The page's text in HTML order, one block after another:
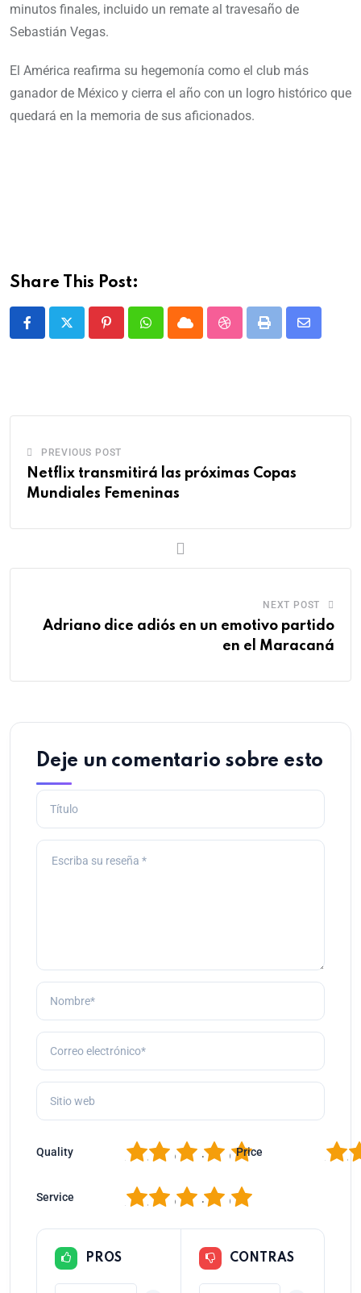
minutos finales, incluido un remate al travesaño de
Sebastián Vegas.
El América reafirma su hegemonía como el club más
ganador de México y cierra el año con un logro histórico que
quedará en la memoria de sus aficionados.
Share This Post:
PREVIOUS POST
Netflix transmitirá las próximas Copas
Mundiales Femeninas
NEXT POST
Adriano dice adiós en un emotivo partido
en el Maracaná
Deje un comentario sobre esto
Quality 5
4
3
2 Price 2
Service 5
4
3
2
PROS CONTRAS